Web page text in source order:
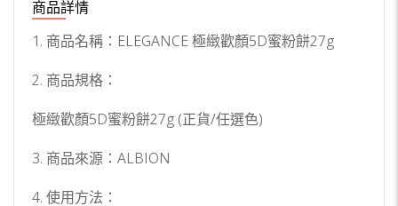
商品詳情
1. 商品名稱：ELEGANCE 極緻歡顏5D蜜粉餅27g
2. 商品規格：
極緻歡顏5D蜜粉餅27g (正貨/任選色)
3. 商品來源：ALBION
4. 使用方法：